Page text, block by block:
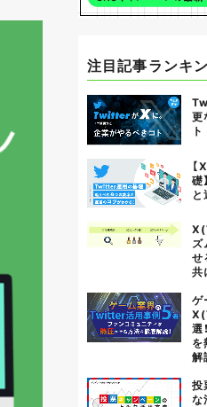
注目記事ランキ
更
ト
礎
ズ
せ
共
ゲ
選
を
解
投
な